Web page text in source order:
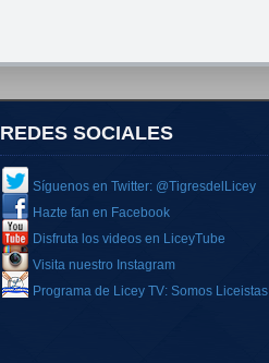
REDES SOCIALES
Síguenos en Twitter: @TigresdelLicey
Hazte fan en Facebook
Disfruta los videos en LiceyTube
Visita nuestro Instagram
Programa de Licey TV: Somos Liceistas